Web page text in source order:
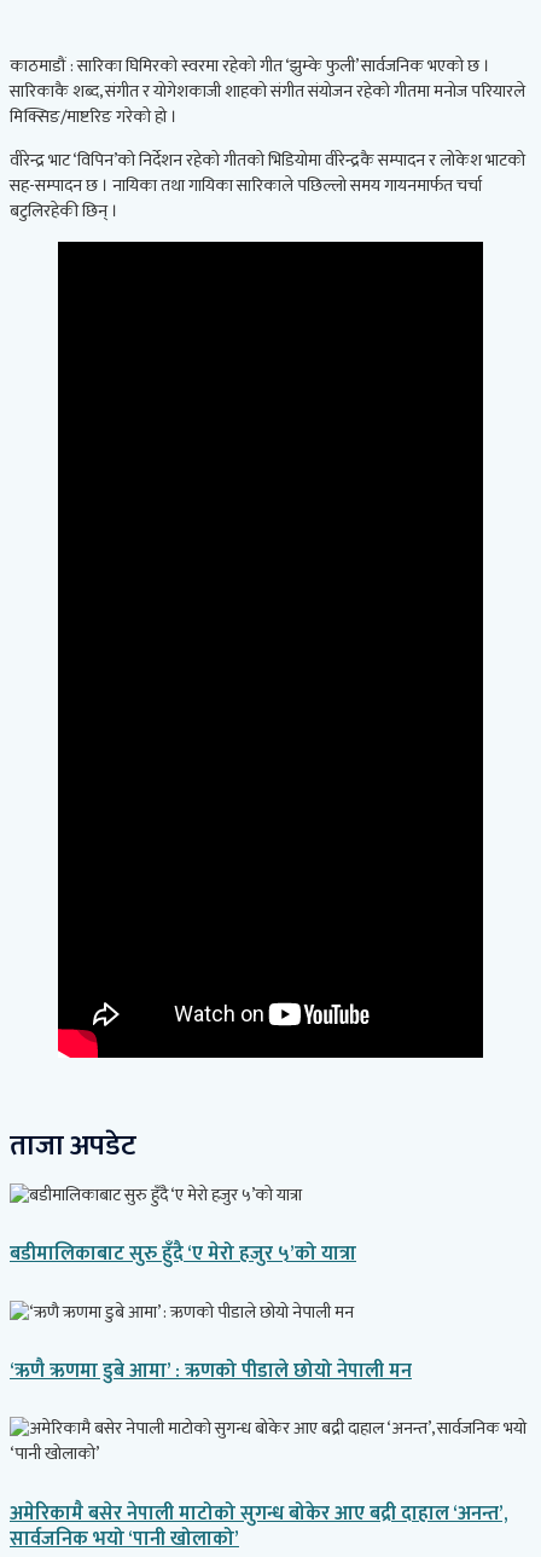
काठमाडौं : सारिका घिमिरको स्वरमा रहेको गीत ‘झुम्के फुली’ सार्वजनिक भएको छ ।
सारिकाकै शब्द, संगीत र योगेशकाजी शाहको संगीत संयोजन रहेको गीतमा मनोज परियारले
मिक्सिङ/माष्टरिङ गरेको हो ।
वीरेन्द्र भाट ‘विपिन’को निर्देशन रहेको गीतको भिडियोमा वीरेन्द्रकै सम्पादन र लोकेश भाटको
सह-सम्पादन छ । नायिका तथा गायिका सारिकाले पछिल्लो समय गायनमार्फत चर्चा
बटुलिरहेकी छिन् ।
ताजा अपडेट
बडीमालिकाबाट सुरु हुँदै ‘ए मेरो हजुर ५’को यात्रा
‘ऋणै ऋणमा डुबे आमा’ : ऋणको पीडाले छोयो नेपाली मन
अमेरिकामै बसेर नेपाली माटोको सुगन्ध बोकेर आए बद्री दाहाल ‘अनन्त’,
सार्वजनिक भयो ‘पानी खोलाको’